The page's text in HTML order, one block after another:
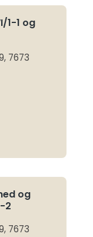
1-1 og
7673
og
2
7673